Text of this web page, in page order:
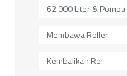
62.000 Liter &
Membawa Roller
Kembalikan Rol